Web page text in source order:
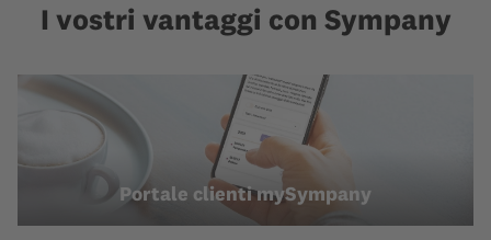
I vostri vantaggi con Sympany
Portale clienti mySympany